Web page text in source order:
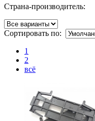
Страна-производитель:
Сортировать по:
1
2
всё